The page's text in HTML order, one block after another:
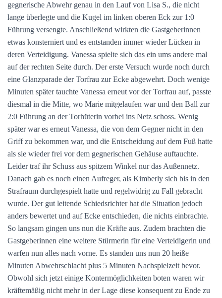
gegnerische Abwehr genau in den Lauf von Lisa S., die nicht
lange überlegte und die Kugel im linken oberen Eck zur 1:0
Führung versengte. Anschließend wirkten die Gastgeberinnen
etwas konsterniert und es entstanden immer wieder Lücken in
deren Verteidigung. Vanessa spielte sich das ein ums andere mal
auf der rechten Seite durch. Der erste Versuch wurde noch durch
eine Glanzparade der Torfrau zur Ecke abgewehrt. Doch wenige
Minuten später tauchte Vanessa erneut vor der Torfrau auf, passte
diesmal in die Mitte, wo Marie mitgelaufen war und den Ball zur
2:0 Führung an der Torhüterin vorbei ins Netz schoss. Wenig
später war es erneut Vanessa, die von dem Gegner nicht in den
Griff zu bekommen war, und die Entscheidung auf dem Fuß hatte
als sie wieder frei vor dem gegnerischen Gehäuse auftauchte.
Leider traf ihr Schuss aus spitzem Winkel nur das Außennetz.
Danach gab es noch einen Aufreger, als Kimberly sich bis in den
Strafraum durchgespielt hatte und regelwidrig zu Fall gebracht
wurde. Der gut leitende Schiedsrichter hat die Situation jedoch
anders bewertet und auf Ecke entschieden, die nichts einbrachte.
So langsam gingen uns nun die Kräfte aus. Zudem brachten die
Gastgeberinnen eine weitere Stürmerin für eine Verteidigerin und
warfen nun alles nach vorne. Es standen uns nun 20 heiße
Minuten Abwehrschlacht plus 5 Minuten Nachspielzeit bevor.
Obwohl sich jetzt einige Kontermöglichkeiten boten waren wir
kräftemäßig nicht mehr in der Lage diese konsequent zu Ende zu